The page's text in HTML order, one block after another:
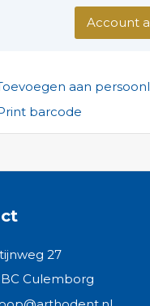
Account
aan
barcode
27
Culemborg